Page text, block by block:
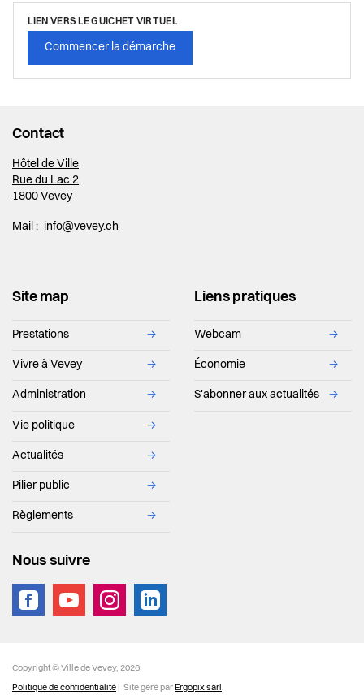
LIEN VERS LE GUICHET VIRTUEL
Commencer la démarche
Contact
Hôtel de Ville
Rue du Lac 2
1800 Vevey
Mail : info@vevey.ch
Site map
Prestations →
Vivre à Vevey →
Administration →
Vie politique →
Actualités →
Pilier public →
Règlements →
Liens pratiques
Webcam →
Économie →
S'abonner aux actualités →
Nous suivre
Copyright © Ville de Vevey, 2026
Politique de confidentialité | Site géré parErgopix sàrl.